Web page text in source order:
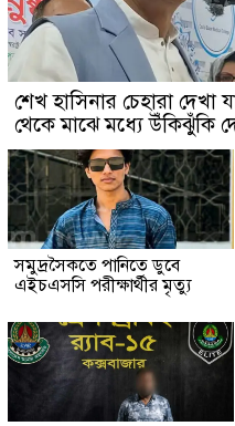
শেখ হাসিনার চেহারা দেখা
থেকে মাঝে মধ্যে উঁকিঝুঁকি দেন:
সমুদ্রসৈকতে পানিতে ডুবে
এইচএসসি পরীক্ষার্থীর মৃত্যু